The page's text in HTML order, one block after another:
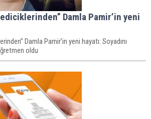
Damla Pamir’in yeni
Damla Pamir’in yeni hayatı: Soyadını
oldu